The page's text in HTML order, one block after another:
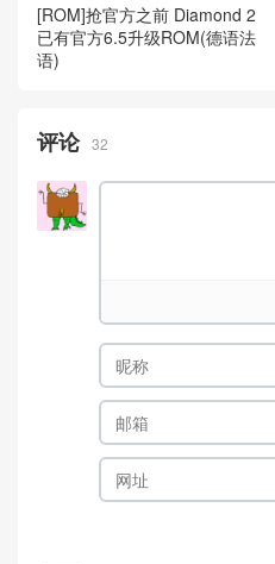
[ROM]抢官方之前 Diamond 2
已有官方6.5升级ROM(德语法
语)
评论 32